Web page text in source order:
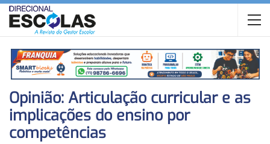
Opinião: Articulação curricular e as
implicações do ensino por
competências